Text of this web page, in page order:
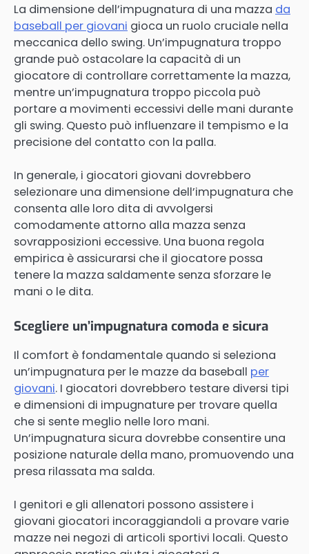
La dimensione dell’impugnatura di una mazza da
baseball per giovani gioca un ruolo cruciale nella
meccanica dello swing. Un’impugnatura troppo
grande può ostacolare la capacità di un
giocatore di controllare correttamente la mazza,
mentre un’impugnatura troppo piccola può
portare a movimenti eccessivi delle mani durante
gli swing. Questo può influenzare il tempismo e la
precisione del contatto con la palla.
In generale, i giocatori giovani dovrebbero
selezionare una dimensione dell’impugnatura che
consenta alle loro dita di avvolgersi
comodamente attorno alla mazza senza
sovrapposizioni eccessive. Una buona regola
empirica è assicurarsi che il giocatore possa
tenere la mazza saldamente senza sforzare le
mani o le dita.
Scegliere un’impugnatura comoda e sicura
Il comfort è fondamentale quando si seleziona
un’impugnatura per le mazze da baseball per
giovani. I giocatori dovrebbero testare diversi tipi
e dimensioni di impugnature per trovare quella
che si sente meglio nelle loro mani.
Un’impugnatura sicura dovrebbe consentire una
posizione naturale della mano, promuovendo una
presa rilassata ma salda.
I genitori e gli allenatori possono assistere i
giovani giocatori incoraggiandoli a provare varie
mazze nei negozi di articoli sportivi locali. Questo